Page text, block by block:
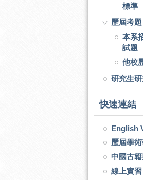
標準
歷屆考題
本系
試題
他校
研究生
快速連結
English
歷屆學
中國古
線上實